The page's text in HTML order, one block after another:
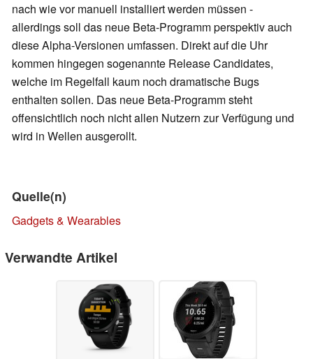
nach wie vor manuell installiert werden müssen -
allerdings soll das neue Beta-Programm perspektiv auch
diese Alpha-Versionen umfassen. Direkt auf die Uhr
kommen hingegen sogenannte Release Candidates,
welche im Regelfall kaum noch dramatische Bugs
enthalten sollen. Das neue Beta-Programm steht
offensichtlich noch nicht allen Nutzern zur Verfügung und
wird in Wellen ausgerollt.
Quelle(n)
Gadgets & Wearables
Verwandte Artikel